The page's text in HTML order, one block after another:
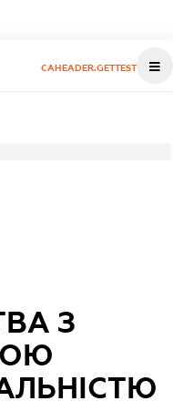
CAHEADER.GETTEST
З